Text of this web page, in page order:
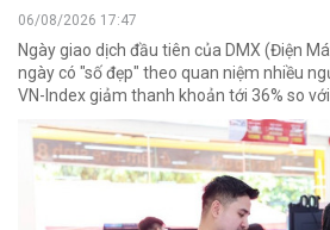
06/08/2026 17:47
Ngày giao dịch đầu tiên của DMX (Điện
ngày có "số đẹp" theo quan niệm nhiều
VN-Index giảm thanh khoản tới 36% so